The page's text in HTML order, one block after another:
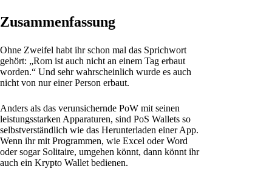
Zusammenfassung
Ohne Zweifel habt ihr schon mal das Sprichwort
gehört: „Rom ist auch nicht an einem Tag erbaut
worden.“ Und sehr wahrscheinlich wurde es auch
nicht von nur einer Person erbaut.
Anders als das verunsichernde PoW mit seinen
leistungsstarken Apparaturen, sind PoS Wallets so
selbstverständlich wie das Herunterladen einer App.
Wenn ihr mit Programmen, wie Excel oder Word
oder sogar Solitaire, umgehen könnt, dann könnt ihr
auch ein Krypto Wallet bedienen.